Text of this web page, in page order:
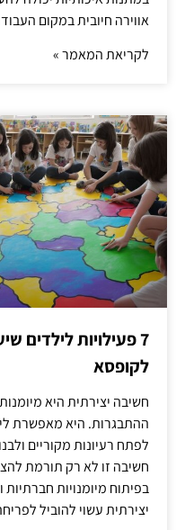
אווירה חיובית במקום
לקריאת המאמר »
7 פעילויות לילדים
לקופסא
חשיבה יצירתית היא
ההתבגרות. היא מאפשרת
לפתח רעיונות מקוריים
חשיבה זו לא רק תורמת
בפיתוח מיומנויות
יצירתית עשוי להוביל